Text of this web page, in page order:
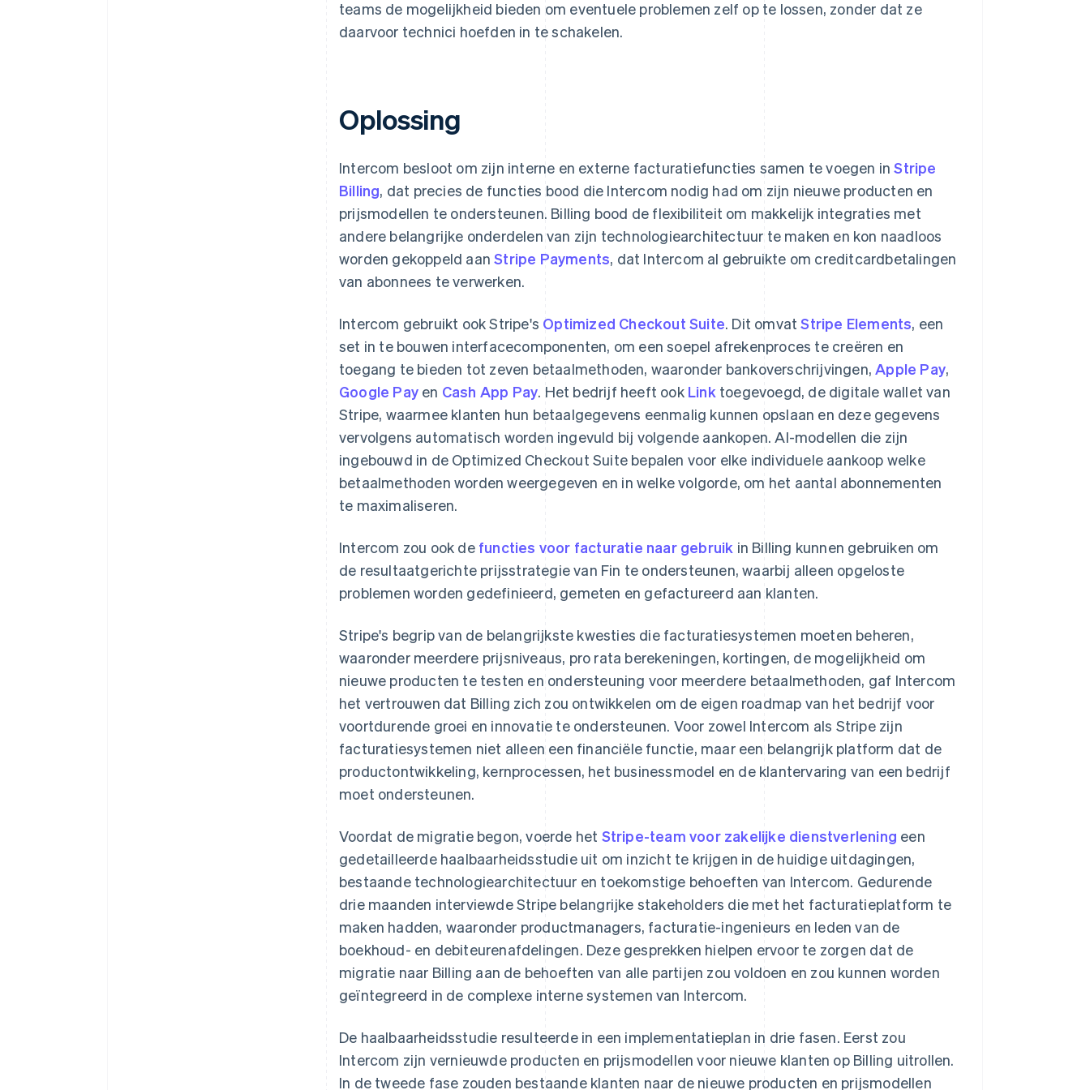
teams de mogelijkheid bieden om eventuele problemen zelf op te lossen, zonder dat ze
daarvoor technici hoefden in te schakelen.
Oplossing
Intercom besloot om zijn interne en externe facturatiefuncties samen te voegen inStripe
Billing, dat precies de functies bood die Intercom nodig had om zijn nieuwe producten en
prijsmodellen te ondersteunen. Billing bood de flexibiliteit om makkelijk integraties met
andere belangrijke onderdelen van zijn technologiearchitectuur te maken en kon naadloos
worden gekoppeld aanStripe Payments, dat Intercom al gebruikte om creditcardbetalingen
van abonnees te verwerken.
Intercom gebruikt ook Stripe's Optimized Checkout Suite. Dit omvatStripe Elements, een
set in te bouwen interfacecomponenten, om een soepel afrekenproces te creëren en
toegang te bieden tot zeven betaalmethoden, waaronder bankoverschrijvingen,Apple Pay,
Google Pay en Cash App Pay. Het bedrijf heeft ook Link toegevoegd, de digitale wallet van
Stripe, waarmee klanten hun betaalgegevens eenmalig kunnen opslaan en deze gegevens
vervolgens automatisch worden ingevuld bij volgende aankopen. AI-modellen die zijn
ingebouwd in de Optimized Checkout Suite bepalen voor elke individuele aankoop welke
betaalmethoden worden weergegeven en in welke volgorde, om het aantal abonnementen
te maximaliseren.
Intercom zou ook de functies voor facturatie naar gebruik in Billing kunnen gebruiken om
de resultaatgerichte prijsstrategie van Fin te ondersteunen, waarbij alleen opgeloste
problemen worden gedefinieerd, gemeten en gefactureerd aan klanten.
Stripe's begrip van de belangrijkste kwesties die facturatiesystemen moeten beheren,
waaronder meerdere prijsniveaus, pro rata berekeningen, kortingen, de mogelijkheid om
nieuwe producten te testen en ondersteuning voor meerdere betaalmethoden, gaf Intercom
het vertrouwen dat Billing zich zou ontwikkelen om de eigen roadmap van het bedrijf voor
voortdurende groei en innovatie te ondersteunen. Voor zowel Intercom als Stripe zijn
facturatiesystemen niet alleen een financiële functie, maar een belangrijk platform dat de
productontwikkeling, kernprocessen, het businessmodel en de klantervaring van een bedrijf
moet ondersteunen.
Voordat de migratie begon, voerde het Stripe-team voor zakelijke dienstverlening een
gedetailleerde haalbaarheidsstudie uit om inzicht te krijgen in de huidige uitdagingen,
bestaande technologiearchitectuur en toekomstige behoeften van Intercom. Gedurende
drie maanden interviewde Stripe belangrijke stakeholders die met het facturatieplatform te
maken hadden, waaronder productmanagers, facturatie-ingenieurs en leden van de
boekhoud- en debiteurenafdelingen. Deze gesprekken hielpen ervoor te zorgen dat de
migratie naar Billing aan de behoeften van alle partijen zou voldoen en zou kunnen worden
geïntegreerd in de complexe interne systemen van Intercom.
De haalbaarheidsstudie resulteerde in een implementatieplan in drie fasen. Eerst zou
Intercom zijn vernieuwde producten en prijsmodellen voor nieuwe klanten op Billing uitrollen.
In de tweede fase zouden bestaande klanten naar de nieuwe producten en prijsmodellen